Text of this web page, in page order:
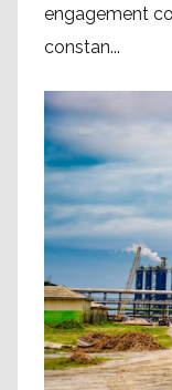
engagement
constan...